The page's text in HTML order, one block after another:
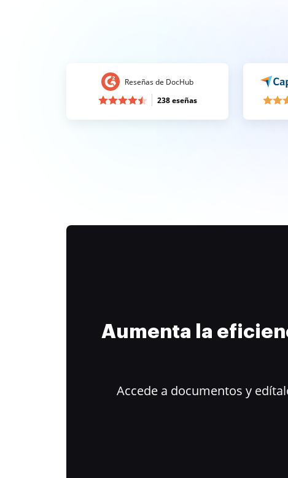
Reseñas de DocHub
238 eseñas
Aumenta la
Accede a documentos y